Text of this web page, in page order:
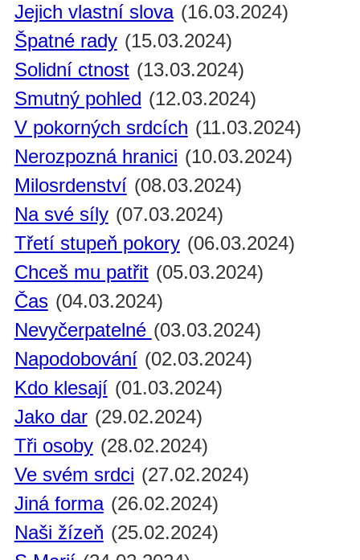
Jejich vlastní slova (16.03.2024)
Špatné rady (15.03.2024)
Solidní ctnost (13.03.2024)
Smutný pohled (12.03.2024)
V pokorných srdcích (11.03.2024)
Nerozpozná hranici (10.03.2024)
Milosrdenství (08.03.2024)
Na své síly (07.03.2024)
Třetí stupeň pokory (06.03.2024)
Chceš mu patřit (05.03.2024)
Čas (04.03.2024)
Nevyčerpatelné (03.03.2024)
Napodobování (02.03.2024)
Kdo klesají (01.03.2024)
Jako dar (29.02.2024)
Tři osoby (28.02.2024)
Ve svém srdci (27.02.2024)
Jiná forma (26.02.2024)
Naši žízeň (25.02.2024)